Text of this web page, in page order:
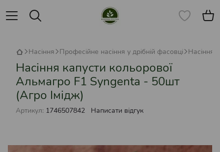
Насіння Професійне насіння у дрібній фасовці Насіння
Насіння капусти кольорової
Альмагро F1 Syngenta - 50шт
(Агро Імідж)
Артикул: 1746507842 Написати відгук